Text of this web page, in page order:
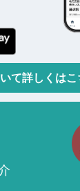
て詳しくはこ